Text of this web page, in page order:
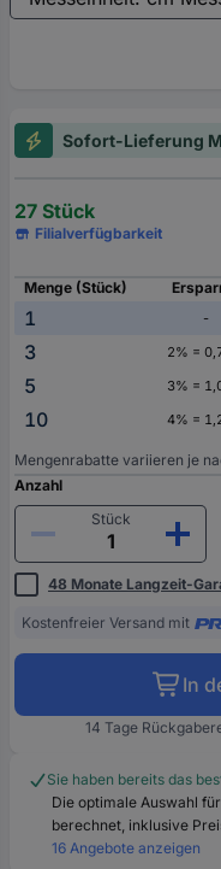
Sofort-Lieferung
27 Stück
Filialverfügbarkeit
Menge (Stück)
1 -
3
2% =
5
3% =
10
4% =
Mengenrabatte variieren je
Anzahl
Stück
48 Monate Langzeit-
Kostenfreier Versand mit
In
14 Tage
Sie haben bereits das
Die optimale Auswahl
berechnet, inklusive
16 Angebote anzeigen